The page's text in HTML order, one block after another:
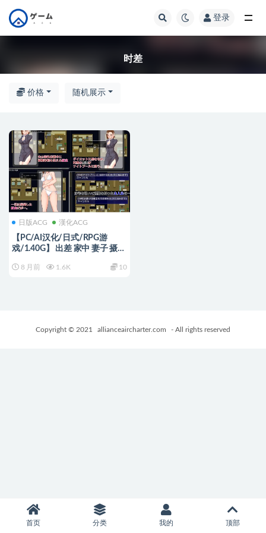
登录
时差
价格 随机展示
日版ACG 漢化ACG
【PC/AI汉化/日式/RPG游
戏/1.40G】 出差 家中 妻子 摄像
化版+日式RPG游戏+1.40G
8 月前 1.6K 10
Copyright © 2021 allianceaircharter.com - All rights reserved
首页 分类 我的 顶部